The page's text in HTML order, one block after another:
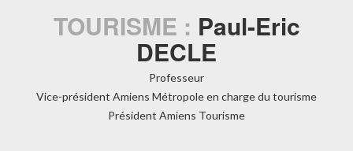
TOURISME : Paul-Eric
DECLE
Professeur
Vice-président Amiens Métropole en charge du tourisme
Président Amiens Tourisme